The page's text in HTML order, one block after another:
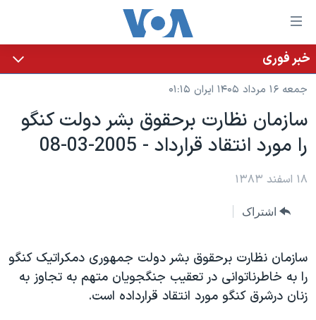
لینکهای
قابل
دسترسی
جهش
محتوای
اصلی
جهش
به
اصلی
به
جستجو
خانه
نسخه سبک وب‌سایت
موضوع ها
ایران
آمریکا
گزیده‌ها
ویژه برنامه‌ها
ویدیوها
برنامه های تلویزیونی
جدول برنامه ها
صفحه‌های ویژه
عملیات خشم حماسی
۲۵۰سالگی آمریکا
بایگانی برنامه‌های تلویزیونی
پخش رادیویی
یادگیری زبان انگلیسی
خبر فوری
جمعه ۱۶ مرداد ۱۴۰۵ ایران ۰۱:۱۵
سازمان نظارت برحقوق بشر دولت کنگو
را مورد انتقاد قرارداد - 2005-03-08
۱۸ اسفند ۱۳۸۳
اشتراک
سازمان نظارت برحقوق بشر دولت جمهوری دمکراتيک کنگو
را به خاطرناتوانی در تعقيب جنگجويان متهم به تجاوز به
زنان درشرق کنگو مورد انتقاد قرارداده است.